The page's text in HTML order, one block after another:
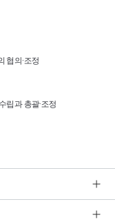
협의·조정
립과 총괄·조정